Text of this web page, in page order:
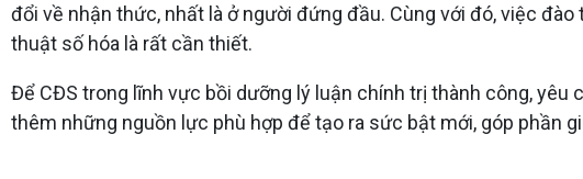
đổi về nhận thức, nhất là ở người đứng đầu. Cùng với đó, việc
thuật số hóa là rất cần thiết.
Để CĐS trong lĩnh vực bồi dưỡng lý luận chính trị thành công, yêu
thêm những nguồn lực phù hợp để tạo ra sức bật mới, góp phần